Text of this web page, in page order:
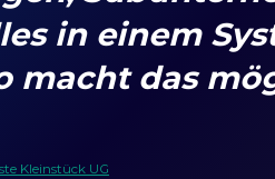
in einem
macht das
Kleinstück UG